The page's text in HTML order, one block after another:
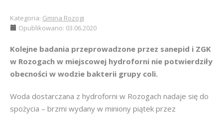
Kategoria: Gmina Rozogi
Opublikowano: 03.06.2020
Kolejne badania przeprowadzone przez sanepid i ZGK
w Rozogach w miejscowej hydroforni nie potwierdziły
obecności w wodzie bakterii grupy coli.
Woda dostarczana z hydroforni w Rozogach nadaje się do
spożycia – brzmi wydany w miniony piątek przez